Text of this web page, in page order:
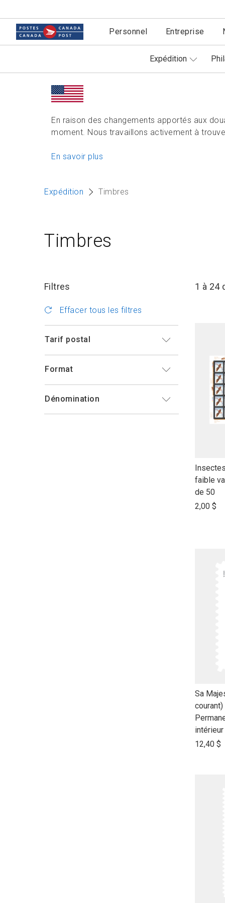
Personnel Entreprise
Expédition
En raison des changements apportés aux
moment. Nous travaillons activement à
En savoir plus
Expédition Timbres
Timbres
Filtres
Effacer tous les filtres
Tarif postal
Format
Dénomination
1 à 24
link
to
open
product
faible
de 50
2,00 $
link
to
open
product
name
Sa
intérieur
12,40 $